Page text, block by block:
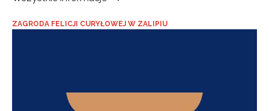
Muzeum
Ziemi
Tarnowskiej
ZAGRODA FELICJI CURYŁOWEJ W ZALIPIU